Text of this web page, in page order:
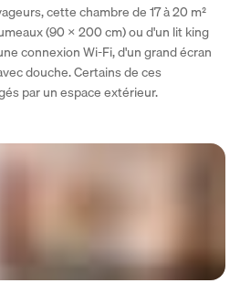
cette chambre de 17 à 20 m²
(90 x 200 cm) ou d'un lit king
connexion Wi-Fi, d'un grand écran
douche. Certains de ces
par un espace extérieur.